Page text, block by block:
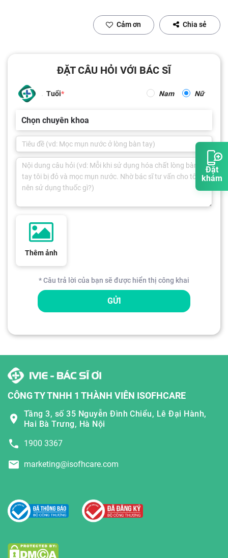
Đặt
khám
Cảm ơn Chia sẻ
ĐẶT CÂU HỎI VỚI BÁC SĨ
Tuổi Nam Nữ
Chọn chuyên khoa
Thêm ảnh
* Câu trả lời của bạn sẽ được hiển thị công khai
GỬI
CÔNG TY TNHH 1 THÀNH VIÊN ISOFHCARE
Tầng 3, số 35 Nguyễn Đình Chiểu, Lê Đại Hành,
Hai Bà Trưng, Hà Nội
1900 3367
marketing@isofhcare.com